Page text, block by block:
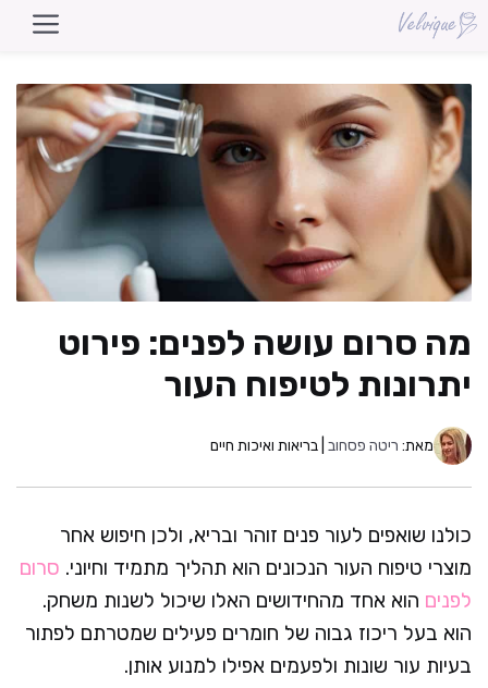
לדלג
לתוכן
מה סרום עושה לפנים: פירוט
יתרונות לטיפוח העור
מאת: ריטה פסחוב | בריאות ואיכות חיים
כולנו שואפים לעור פנים זוהר ובריא, ולכן חיפוש אחר
מוצרי טיפוח העור הנכונים הוא תהליך מתמיד וחיוני. סרום
לפנים הוא אחד מהחידושים האלו שיכול לשנות משחק.
הוא בעל ריכוז גבוה של חומרים פעילים שמטרתם לפתור
בעיות עור שונות ולפעמים אפילו למנוע אותן.